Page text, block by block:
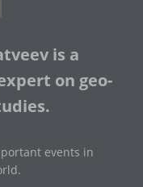
is a
on geo-
events in